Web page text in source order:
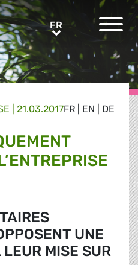
FR FR
FR EN DE
21.03.2017
UNE
MISE SUR